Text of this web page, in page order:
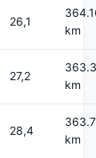
26,1
km
27,2
km
28,4
km